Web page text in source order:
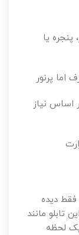
یا
اساس نیاز
فقط دیده
مانند
لحظه